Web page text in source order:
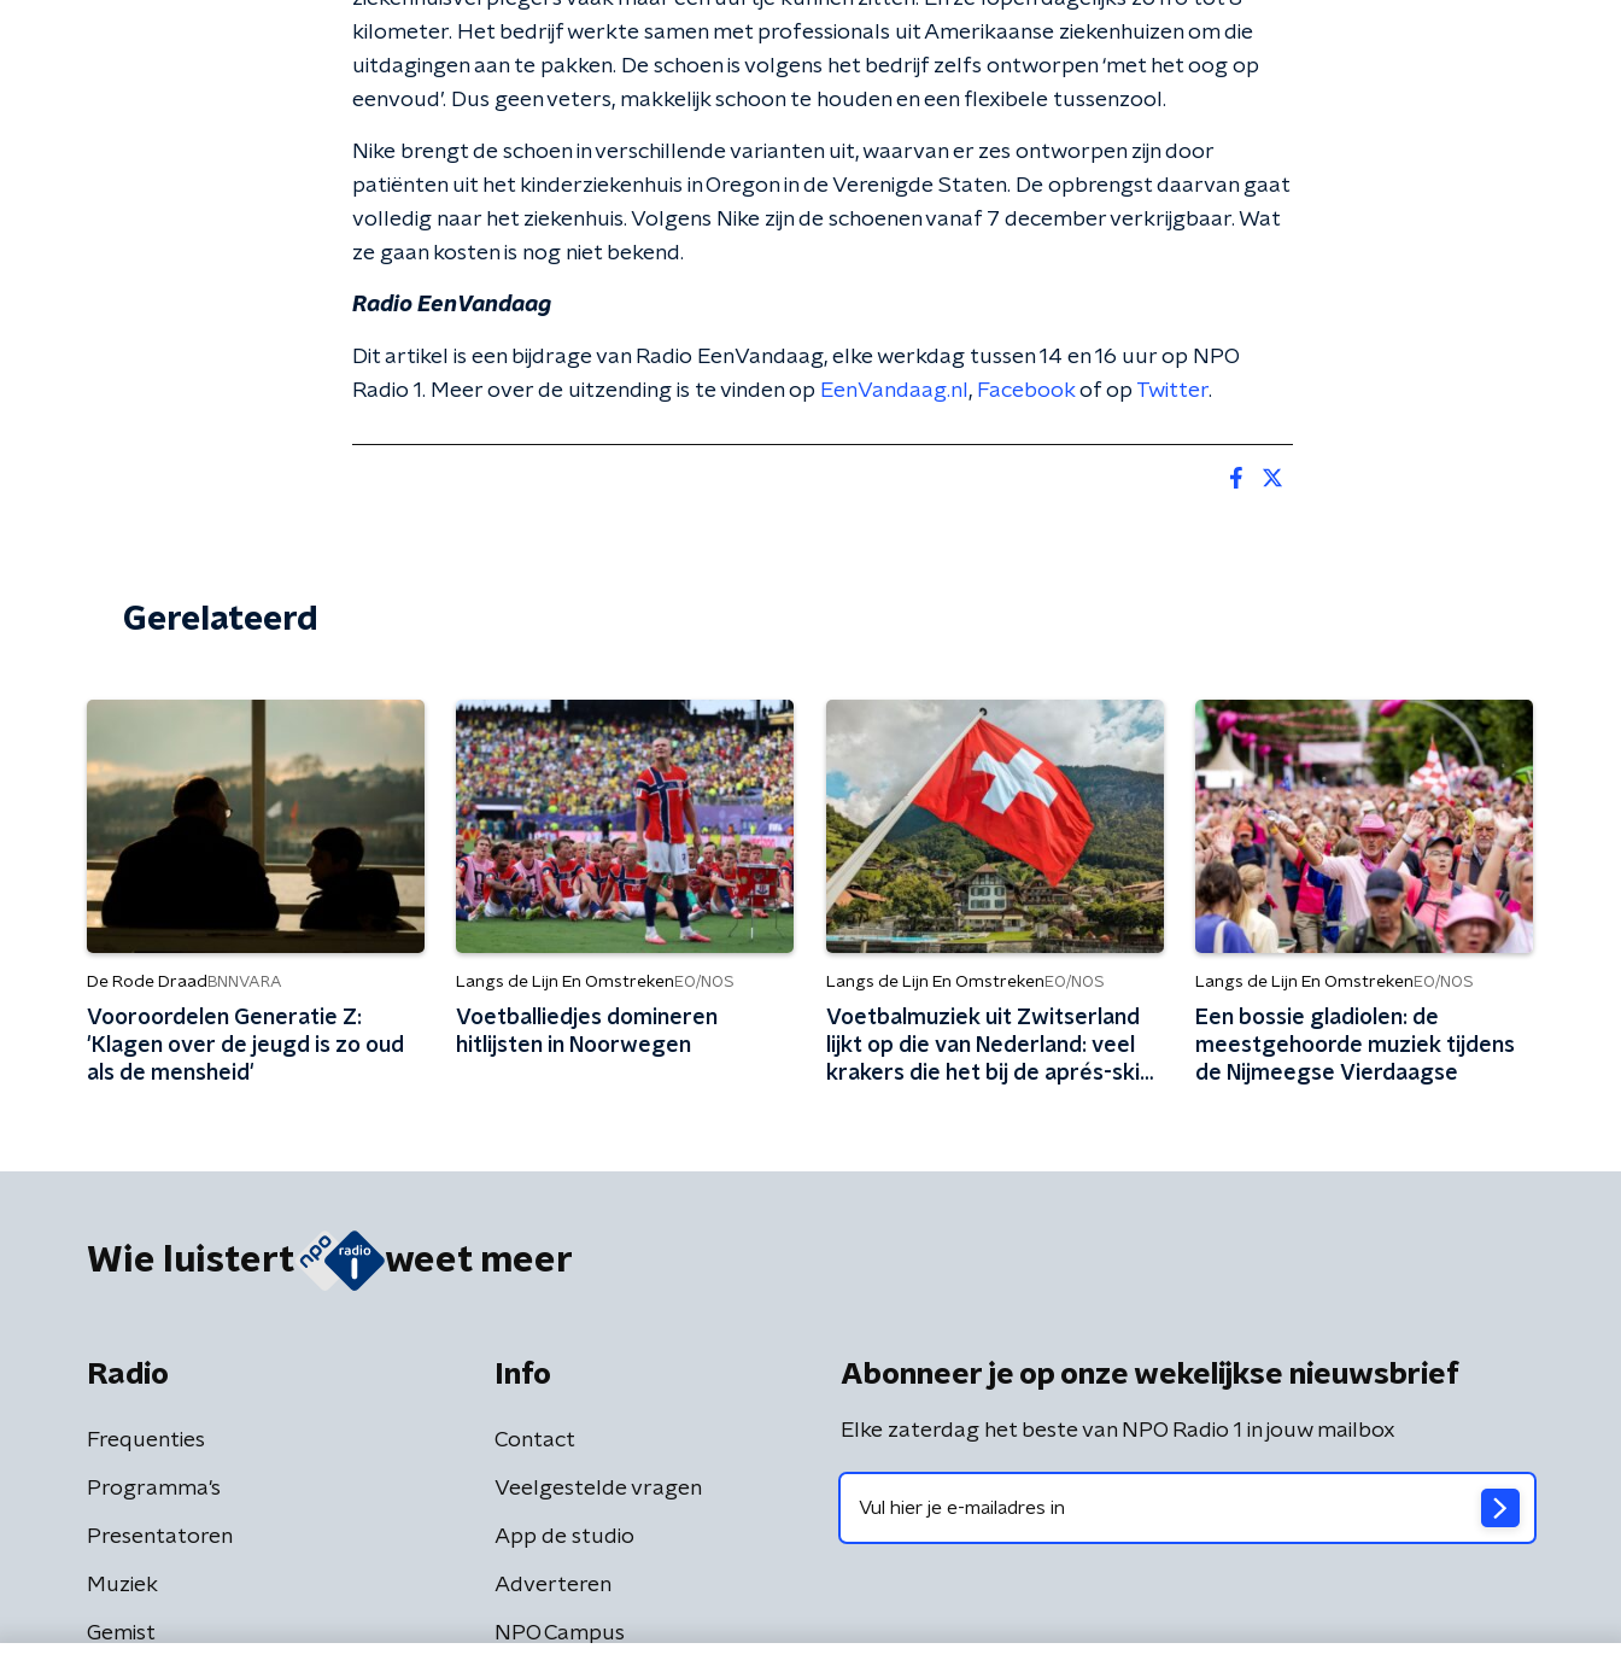
kilometer. Het bedrijf werkte samen met professionals uit Amerikaanse ziekenhuizen om die
uitdagingen aan te pakken. De schoen is volgens het bedrijf zelfs ontworpen ‘met het oog op
eenvoud’. Dus geen veters, makkelijk schoon te houden en een flexibele tussenzool.
Nike brengt de schoen in verschillende varianten uit, waarvan er zes ontworpen zijn door
patiënten uit het kinderziekenhuis in Oregon in de Verenigde Staten. De opbrengst daarvan gaat
volledig naar het ziekenhuis. Volgens Nike zijn de schoenen vanaf 7 december verkrijgbaar. Wat
ze gaan kosten is nog niet bekend.
Radio EenVandaag
Dit artikel is een bijdrage van Radio EenVandaag, elke werkdag tussen 14 en 16 uur op NPO
Radio 1. Meer over de uitzending is te vinden op EenVandaag.nl , Facebookof op Twitter.
Gerelateerd
De Rode Draad BNNVARA
Vooroordelen Generatie Z:
'Klagen over de jeugd is zo oud
als de mensheid'
Langs de Lijn En Omstreken EO/NOS
Voetballiedjes domineren
hitlijsten in Noorwegen
Langs de Lijn En Omstreken EO/NOS
Voetbalmuziek uit Zwitserland
lijkt op die van Nederland: veel
krakers die het bij de aprés-ski
Langs de Lijn En Omstreken EO/NOS
Een bossie gladiolen: de
meestgehoorde muziek tijdens
de Nijmeegse Vierdaagse
Wie luistert weet meer
Radio
Frequenties
Programma's
Presentatoren
Muziek
Gemist
Info
Contact
Veelgestelde vragen
App de studio
Adverteren
NPO Campus
Abonneer je op onze wekelijkse nieuwsbrief
Elke zaterdag het beste van NPO Radio 1 in jouw mailbox